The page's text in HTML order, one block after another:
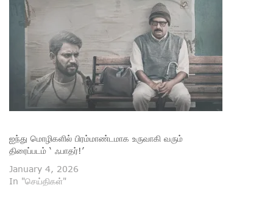
ஐந்து மொழிகளில் பிரம்மாண்டமாக உருவாகி வரும்
திரைப்படம் ‘ ஃபாதர்!’
January 4, 2026
In "செய்திகள்"